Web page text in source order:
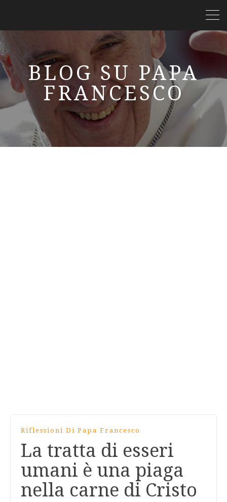
BLOG SU PAPA
FRANCESCO
Riflessioni Di Papa Francesco
La tratta di esseri
umani è una piaga
nella carne di Cristo